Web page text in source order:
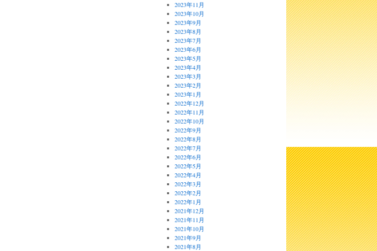
2023年11月
2023年10月
2023年9月
2023年8月
2023年7月
2023年6月
2023年5月
2023年4月
2023年3月
2023年2月
2023年1月
2022年12月
2022年11月
2022年10月
2022年9月
2022年8月
2022年7月
2022年6月
2022年5月
2022年4月
2022年3月
2022年2月
2022年1月
2021年12月
2021年11月
2021年10月
2021年9月
2021年8月